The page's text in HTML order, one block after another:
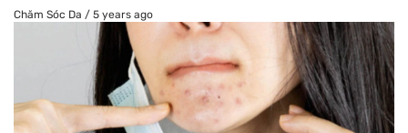
Chăm Sóc Da / 5 years ago